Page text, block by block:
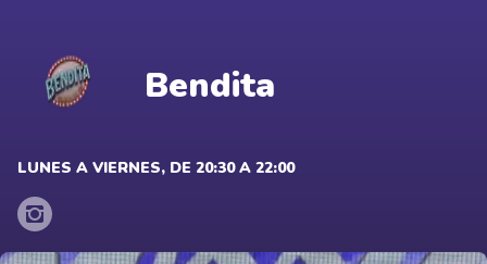
Bendita
LUNES A VIERNES, DE 20:30 A 22:00